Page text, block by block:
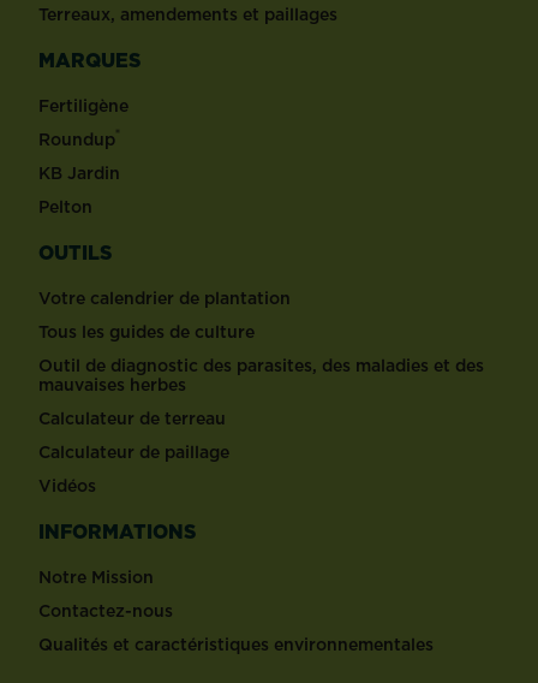
Terreaux, amendements et paillages
MARQUES
Fertiligène
Roundup®
KB Jardin
Pelton
OUTILS
Votre calendrier de plantation
Tous les guides de culture
Outil de diagnostic des parasites, des maladies et des
mauvaises herbes
Calculateur de terreau
Calculateur de paillage
Vidéos
INFORMATIONS
Notre Mission
Contactez-nous
Qualités et caractéristiques environnementales